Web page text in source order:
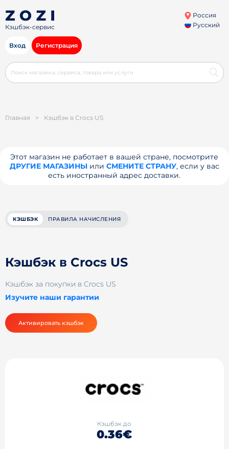
Кэшбэк-сервис
Россия
Русский
Вход Регистрация
Главная > Кэшбэк в Crocs US
Этот магазин не работает в вашей стране, посмотрите
ДРУГИЕ МАГАЗИНЫили СМЕНИТЕ СТРАНУ, если у вас
есть иностранный адрес доставки.
КЭШБЭК ПРАВИЛА НАЧИСЛЕНИЯ
Кэшбэк в Crocs US
Кэшбэк за покупки в Crocs US
Изучите наши гарантии
Активировать кэшбэк
Кэшбэк до
0.36€